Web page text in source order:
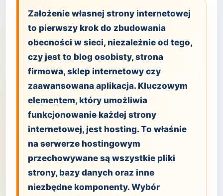
Założenie własnej strony internetowej
to pierwszy krok do zbudowania
obecności w sieci, niezależnie od tego,
czy jest to blog osobisty, strona
firmowa, sklep internetowy czy
zaawansowana aplikacja. Kluczowym
elementem, który umożliwia
funkcjonowanie każdej strony
internetowej, jest hosting. To właśnie
na serwerze hostingowym
przechowywane są wszystkie pliki
strony, bazy danych oraz inne
niezbędne komponenty. Wybór